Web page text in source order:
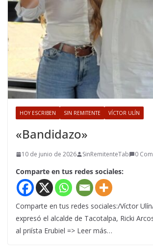
HOY ESCRIBEN SIN REMITENTE VÍCTOR ULÍN
«Bandidazo»
10 de junio de 2026 SinRemitenteTab 0
Comparte en tus redes sociales:
Comparte en tus redes sociales:/Víctor
expresó el alcalde de Tacotalpa, Ricki
al priísta Erubiel => Leer más…